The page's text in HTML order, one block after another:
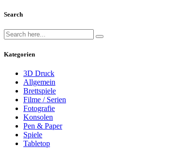
Search
Kategorien
3D Druck
Allgemein
Brettspiele
Filme / Serien
Fotografie
Konsolen
Pen & Paper
Spiele
Tabletop